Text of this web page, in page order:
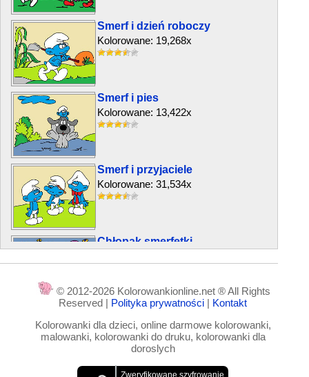
Smerf i dzień roboczy
Kolorowane: 19,268x
Smerf i pies
Kolorowane: 13,422x
Smerf i przyjaciele
Kolorowane: 31,534x
Chłopak smerfetki
Kolorowane: 16,763x
© 2012-2026 Kolorowankionline.net ® All Rights
Reserved | Polityka prywatności | Kontakt
Kolorowanki dla dzieci, online darmowe kolorowanki,
malowanki, kolorowanki do druku, kolorowanki dla
doroslych